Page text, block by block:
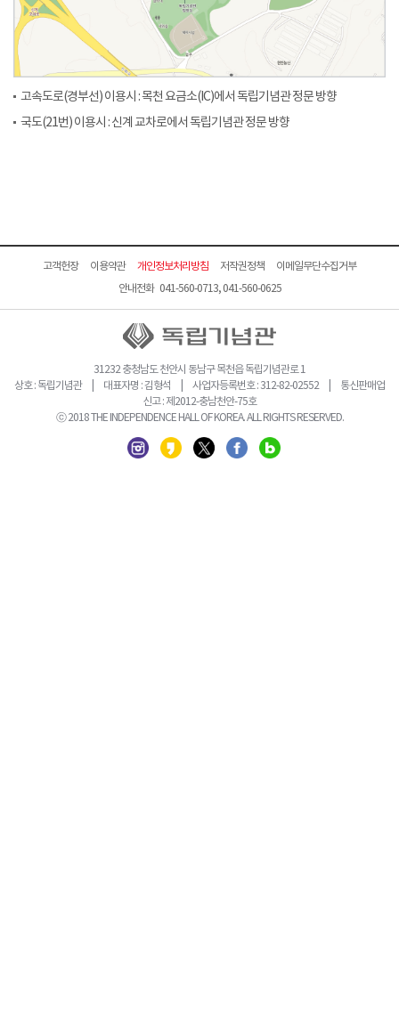
고속도로(경부선) 이용시 : 목천 요금소(IC)에서 독립기념관 정문 방향
국도(21번) 이용시 : 신계 교차로에서 독립기념관 정문 방향
고객헌장 이용약관 개인정보처리방침 저작권정책
이메일무단수집거부
안내전화 041-560-0713, 041-560-0625
31232 충청남도 천안시 동남구 목천읍 독립기념관로 1
상호 : 독립기념관 | 대표자명 : 김형석 | 사업자등록번호 : 312-82-02552 | 통신판매업
신고 : 제2012-충남천안-75호
ⓒ 2018 THE INDEPENDENCE HALL OF KOREA. ALL RIGHTS RESERVED.